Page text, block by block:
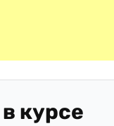
курсе